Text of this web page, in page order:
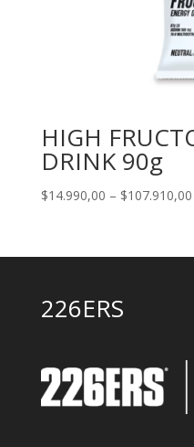
HIGH
DRINK 90g
$14.990,00 – $107.910,00
226ERS